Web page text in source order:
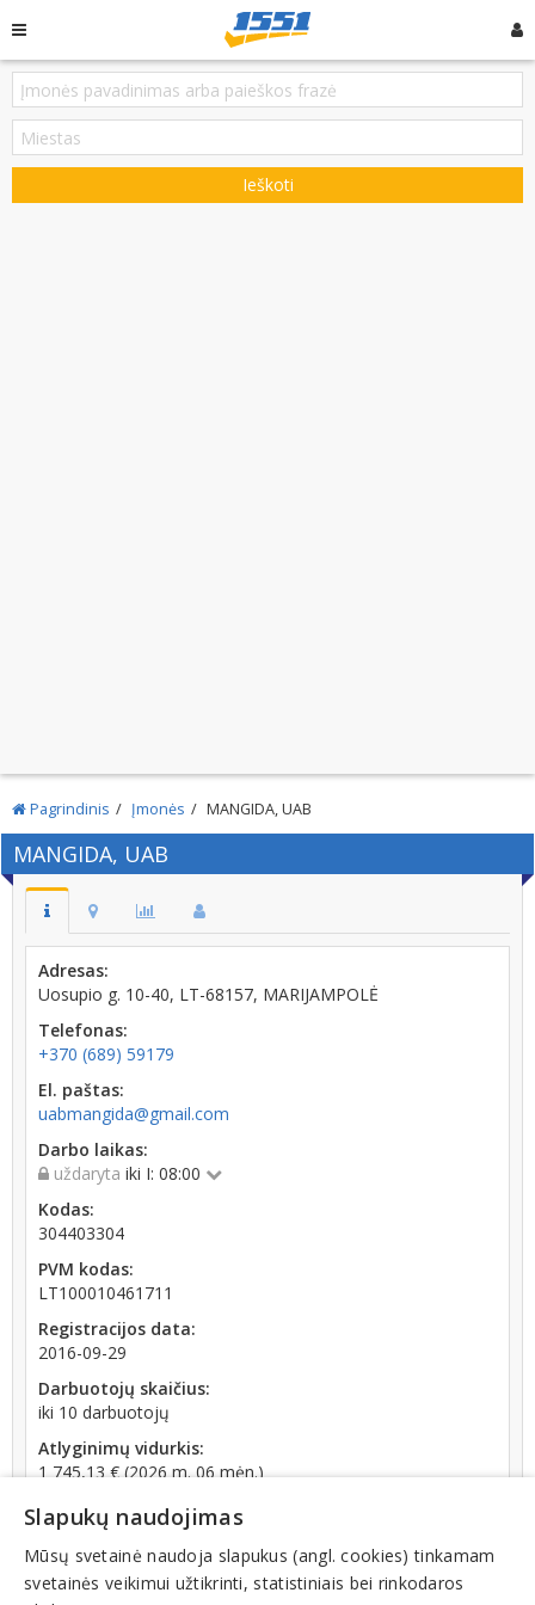
Ieškoti
Pagrindinis Įmonės MANGIDA, UAB
MANGIDA, UAB
Adresas:
Uosupio g. 10-40, LT-68157, MARIJAMPOLĖ
Telefonas:
+370 (689) 59179
El. paštas:
uabmangida@gmail.com
Darbo laikas:
uždaryta iki I: 08:00
Kodas:
304403304
PVM kodas:
LT100010461711
Registracijos data:
2016-09-29
Darbuotojų skaičius:
iki 10 darbuotojų
Atlyginimų vidurkis:
1 745,13 € (2026 m. 06 mėn.)
SoDra įmokų suma:
3 045,20 € (2026 m. 06 mėn.)
Apyvarta:
720 001 €, pelnas po mokesčių 2,2 % (2025 m.)
Slapukų naudojimas
Mūsų svetainė naudoja slapukus (angl. cookies) tinkamam
svetainės veikimui užtikrinti, statistiniais bei rinkodaros